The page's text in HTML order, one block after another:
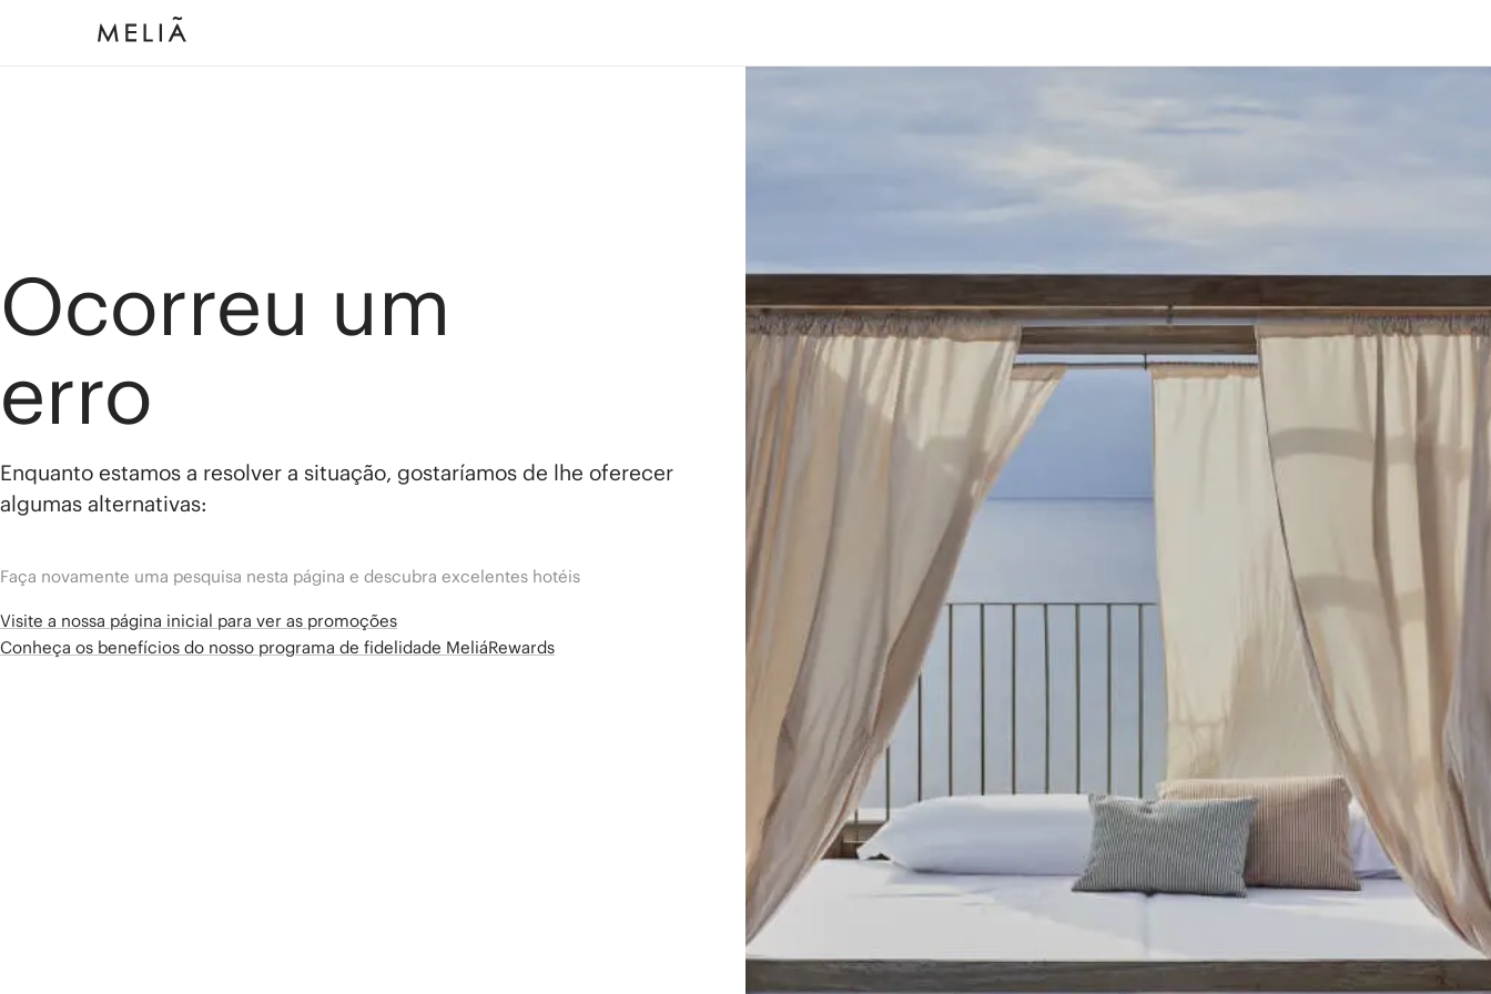
Ocorreu um
erro
Enquanto estamos a resolver a situação, gostaríamos de lhe oferecer
algumas alternativas:
Faça novamente uma pesquisa nesta página e descubra excelentes hotéis
Visite a nossa página inicial para ver as promoções
Conheça os benefícios do nosso programa de fidelidade MeliáRewards